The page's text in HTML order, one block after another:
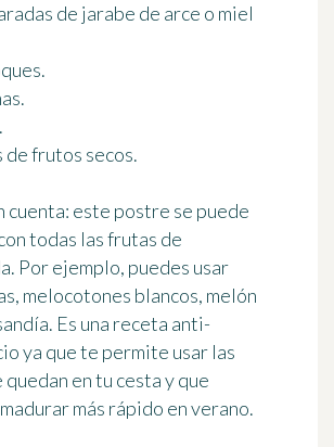
de jarabe de arce o miel
de frutos secos.
cuenta: este postre se puede
todas las frutas de
Por ejemplo, puedes usar
melocotones blancos, melón
Es una receta anti-
ya que te permite usar las
en tu cesta y que
más rápido en verano.